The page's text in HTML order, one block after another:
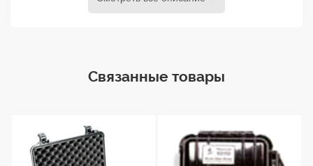
ударов и других неблагоприятных
и обладает высокой степенью устойчивости к
ударам, воде и химическим веществам, что делает
0955 оснащен надежным замком, который
обеспечивает безопасное закрывание и
Связанные товары